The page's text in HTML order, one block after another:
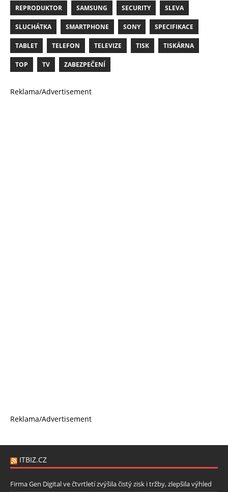
REPRODUKTOR SAMSUNG SECURITY SLEVA
SLUCHÁTKA SMARTPHONE SONY SPECIFIKACE
TABLET TELEFON TELEVIZE TISK TISKÁRNA
TOP TV ZABEZPEČENÍ
Reklama/Advertisement
Reklama/Advertisement
ITBIZ.CZ
Firma Gen Digital ve čtvrtletí zvýšila čistý zisk i tržby, zlepšila výhled